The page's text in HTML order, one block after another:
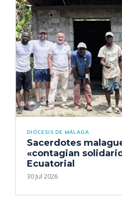
DIÓCESIS DE MÁLAGA
Sacerdotes
«contagian
Ecuatorial
30 Jul 2026